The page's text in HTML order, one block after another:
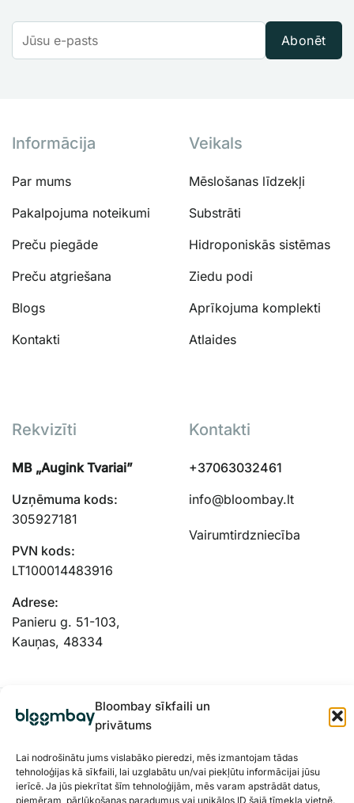
Bloombay sīkfaili un
privātums
Lai nodrošinātu jums vislabāko pieredzi, mēs izmantojam tādas
tehnoloģijas kā sīkfaili, lai uzglabātu un/vai piekļūtu informācijai jūsu
ierīcē. Ja jūs piekrītat šīm tehnoloģijām, mēs varam apstrādāt datus,
piemēram, pārlūkošanas paradumus vai unikālos ID šajā tīmekļa vietnē.
Abonēt
Informācija
Par mums
Pakalpojuma noteikumi
Preču piegāde
Preču atgriešana
Blogs
Kontakti
Veikals
Mēslošanas līdzekļi
Substrāti
Hidroponiskās sistēmas
Ziedu podi
Aprīkojuma komplekti
Atlaides
Rekvizīti
MB „Augink Tvariai”
Uzņēmuma kods:
305927181
PVN kods:
LT100014483916
Adrese:
Panieru g. 51-103,
Kauņas, 48334
Kontakti
+37063032461
info@bloombay.lt
Vairumtirdzniecība